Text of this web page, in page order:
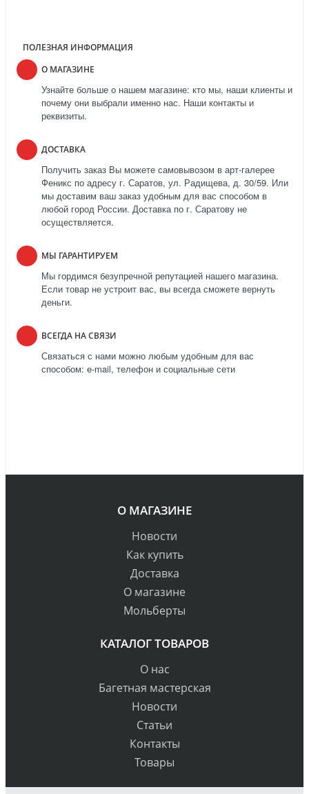
ПОЛЕЗНАЯ ИНФОРМАЦИЯ
О МАГАЗИНЕ
Узнайте больше о нашем магазине: кто мы, наши клиенты и
почему они выбрали именно нас. Наши контакты и
реквизиты.
ДОСТАВКА
Получить заказ Вы можете самовывозом в арт-галерее
Феникс по адресу г. Саратов, ул. Радищева, д. 30/59. Или
мы доставим ваш заказ удобным для вас способом в
любой город России. Доставка по г. Саратову не
осуществляется.
МЫ ГАРАНТИРУЕМ
Мы гордимся безупречной репутацией нашего магазина.
Если товар не устроит вас, вы всегда сможете вернуть
деньги.
ВСЕГДА НА СВЯЗИ
Связаться с нами можно любым удобным для вас
способом: e-mail, телефон и социальные сети
О МАГАЗИНЕ
Новости
Как купить
Доставка
О магазине
Мольберты
КАТАЛОГ ТОВАРОВ
О нас
Багетная мастерская
Новости
Статьи
Контакты
Товары